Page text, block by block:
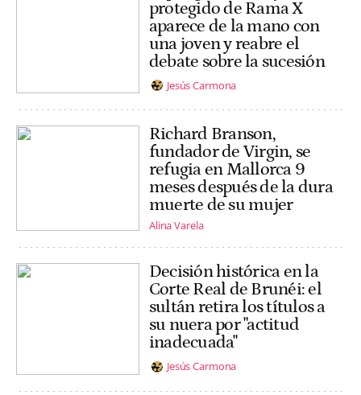
protegido de Rama X
aparece de la mano con
una joven y reabre el
debate sobre la sucesión
Jesús Carmona
Richard Branson,
fundador de Virgin, se
refugia en Mallorca 9
meses después de la dura
muerte de su mujer
Alina Varela
Decisión histórica en la
Corte Real de Brunéi: el
sultán retira los títulos a
su nuera por "actitud
inadecuada"
Jesús Carmona